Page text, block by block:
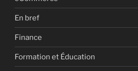
En bref
Finance
Formation et Éducation